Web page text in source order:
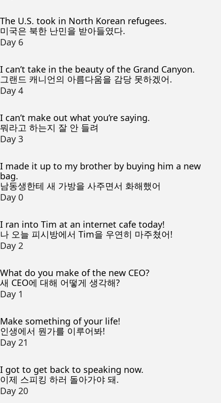
The U.S. took in North Korean refugees.
미국은 북한 난민을 받아들였다.
Day 6
I can’t take in the beauty of the Grand Canyon.
그랜드 캐니언의 아름다움을 감당 못하겠어.
Day 4
I can’t make out what you’re saying.
뭐라고 하는지 잘 안 들려
Day 3
I made it up to my brother by buying him a new
bag.
남동생한테 새 가방을 사주면서 화해했어
Day 0
I ran into Tim at an internet cafe today!
나 오늘 피시방에서 Tim을 우연히 마주쳤어!
Day 2
What do you make of the new CEO?
새 CEO에 대해 어떻게 생각해?
Day 1
Make something of your life!
인생에서 뭔가를 이루어봐!
Day 21
I got to get back to speaking now.
이제 스피킹 하러 돌아가야 돼.
Day 20